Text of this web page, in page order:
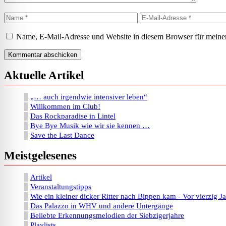
Name
E-
Mail-
Adresse
Name, E-Mail-Adresse und Website in diesem Browser für
Aktuelle Artikel
„… auch irgendwie intensiver leben“
Willkommen im Club!
Das Rockparadise in Lintel
Bye Bye Musik wie wir sie kennen …
Save the Last Dance
Meistgelesenes
Artikel
Veranstaltungstipps
Wie ein kleiner dicker Ritter nach Bippen kam - Vor vierzig
Das Palazzo in WHV und andere Untergänge
Beliebte Erkennungsmelodien der Siebzigerjahre